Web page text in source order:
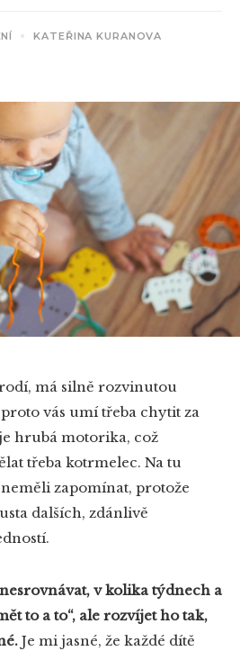
KATEŘINA KURANOVA
má silně rozvinutou
vás umí třeba chytit za
hrubá motorika, což
třeba kotrmelec. Na tu
zapomínat, protože
dalších, zdánlivě
v kolika týdnech a
to a to“, ale rozvíjet ho tak,
Je mi jasné, že každé dítě